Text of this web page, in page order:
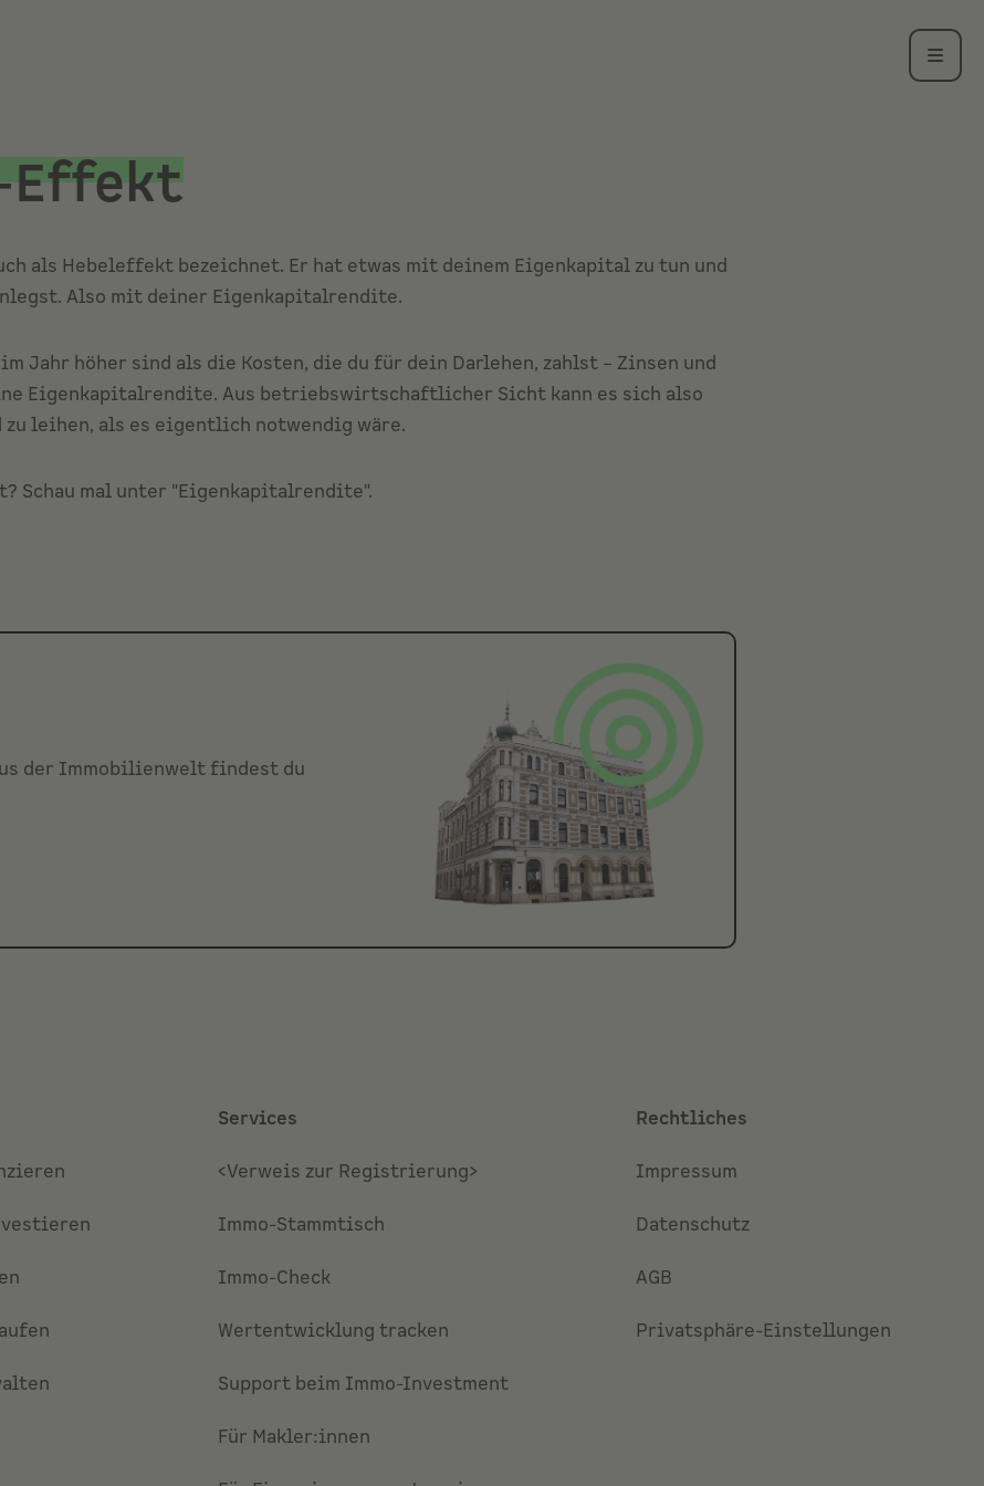
Effekt
als Hebeleffekt bezeichnet. Er hat etwas mit deinem Eigenkapital zu tun und
Also mit deiner Eigenkapitalrendite.
Jahr höher sind als die Kosten, die du für dein Darlehen, zahlst – Zinsen und
Eigenkapitalrendite. Aus betriebswirtschaftlicher Sicht kann es sich also
zu leihen, als es eigentlich notwendig wäre.
Schau mal unter "Eigenkapitalrendite".
der Immobilienwelt findest du
Services
<Verweis zur Registrierung>
Immo-Stammtisch
Immo-Check
Wertentwicklung tracken
Support beim Immo-Investment
Für Makler:innen
Rechtliches
Impressum
Datenschutz
AGB
Privatsphäre-Einstellungen